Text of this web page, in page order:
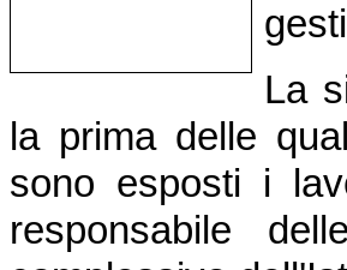
La
la prima delle
sono esposti i
responsabile